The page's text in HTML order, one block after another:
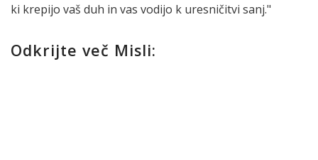
ki krepijo vaš duh in vas vodijo k uresničitvi sanj."
Odkrijte več Misli: